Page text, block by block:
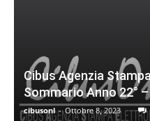
Cibus Agenzia
Sommario Anno 22°
cibusonl - Ottobre 8, 2023